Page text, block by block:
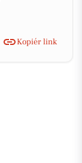
Kopiér link